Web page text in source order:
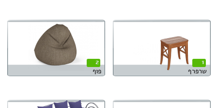
1
שרפרף
2
פוף